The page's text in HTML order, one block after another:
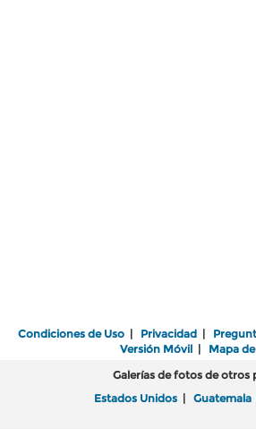
Condiciones de Uso | Privacidad |
Versión Móvil| Mapa
Galerías de fotos de otros
Estados Unidos | Guatemala